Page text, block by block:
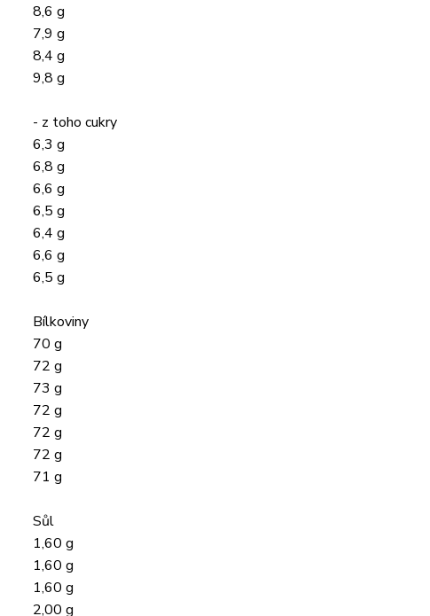
8,6 g
7,9 g
8,4 g
9,8 g
- z toho cukry
6,3 g
6,8 g
6,6 g
6,5 g
6,4 g
6,6 g
6,5 g
Bílkoviny
70 g
72 g
73 g
72 g
72 g
72 g
71 g
Sůl
1,60 g
1,60 g
1,60 g
2,00 g